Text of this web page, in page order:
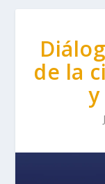
de la